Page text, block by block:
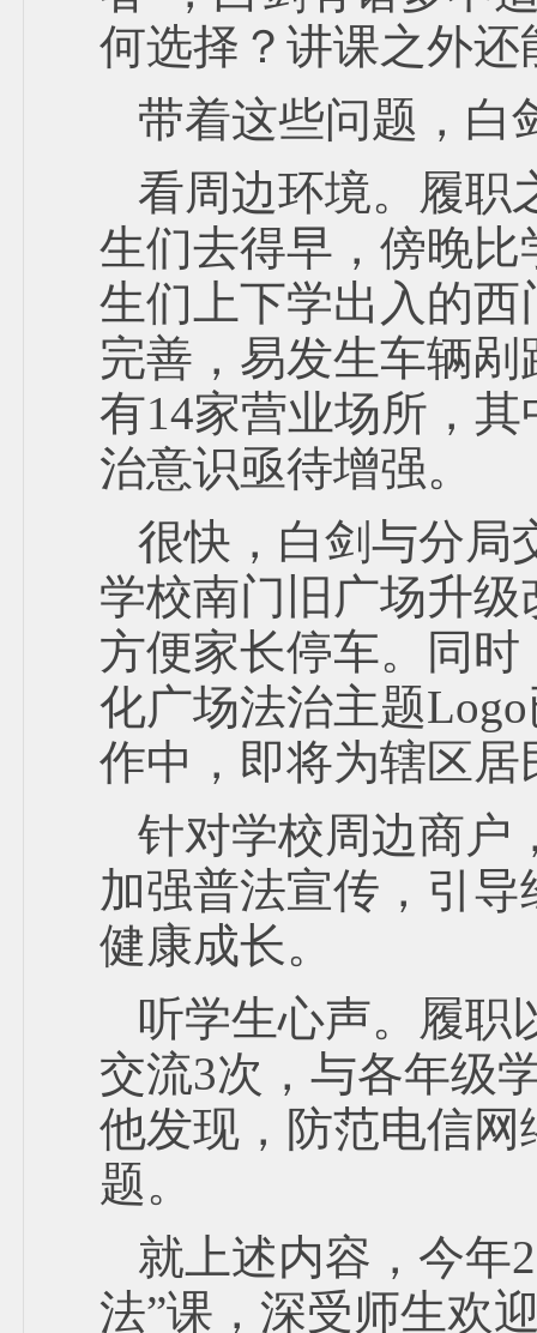
何选择？讲课之外还
带着这些问题，白
看周边环境。履职
生们去得早，傍晚
生们上下学出入的
完善，易发生车辆
有14家营业场所，
治意识亟待增强。
很快，白剑与分局
学校南门旧广场升
方便家长停车。同
化广场法治主题
作中，即将为辖区居
针对学校周边商户
加强普法宣传，引
健康成长。
听学生心声。履职
交流3次，与各年级
他发现，防范电信
题。
就上述内容，今年
法”课，深受师生欢